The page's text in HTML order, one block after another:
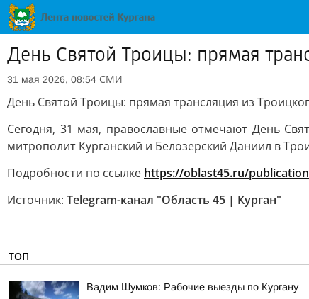
День Святой Троицы: прямая
31 мая 2026, 08:54 СМИ
День Святой Троицы: прямая трансляция из
Сегодня, 31 мая, православные отмечают День
митрополит Курганский и Белозерский Даниил в
Подробности по ссылке https://oblast45.ru/
Источник: Telegram-канал "Область 45 | Курган"
ТОП
Вадим Шумков: Рабочие выезды по Кургану